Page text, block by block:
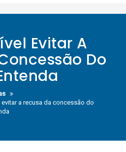
Evitar A
Do
evitar a recusa da concessão do